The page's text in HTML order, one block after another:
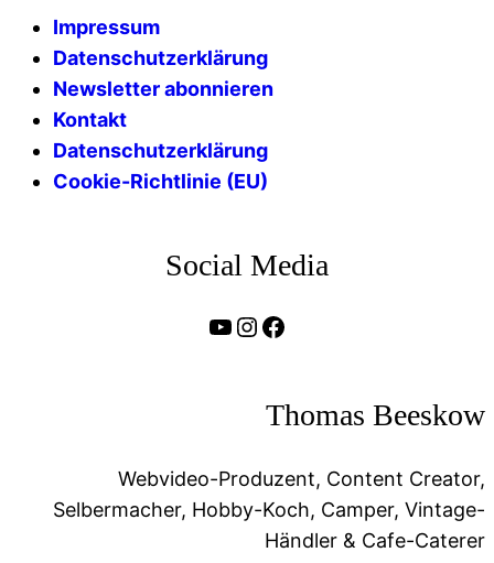
Impressum
Datenschutzerklärung
Newsletter abonnieren
Kontakt
Datenschutzerklärung
Cookie-Richtlinie (EU)
Social Media
YouTube Link zu meinem Instagram Account Thomas Beeskow Link zu meiner Facebook Seite Thomas Beeskow
Thomas Beeskow
Webvideo-Produzent, Content Creator,
Selbermacher, Hobby-Koch, Camper, Vintage-
Händler & Cafe-Caterer